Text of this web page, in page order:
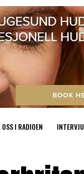
OSS I RADIOEN INTERVJU